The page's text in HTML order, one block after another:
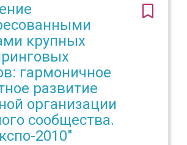
крупных
гармоничное
развитие
организации
сообщества.
2010"